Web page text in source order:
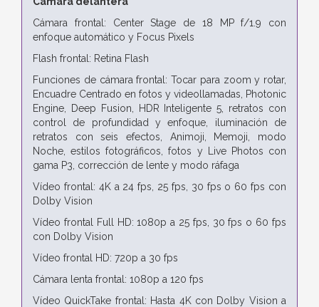
Cámara frontal: Center Stage de 18 MP f/1.9 con
enfoque automático y Focus Pixels
Flash frontal: Retina Flash
Funciones de cámara frontal: Tocar para zoom y rotar,
Encuadre Centrado en fotos y videollamadas, Photonic
Engine, Deep Fusion, HDR Inteligente 5, retratos con
control de profundidad y enfoque, iluminación de
retratos con seis efectos, Animoji, Memoji, modo
Noche, estilos fotográficos, fotos y Live Photos con
gama P3, corrección de lente y modo ráfaga
Vídeo frontal: 4K a 24 fps, 25 fps, 30 fps o 60 fps con
Dolby Vision
Vídeo frontal Full HD: 1080p a 25 fps, 30 fps o 60 fps
con Dolby Vision
Vídeo frontal HD: 720p a 30 fps
Cámara lenta frontal: 1080p a 120 fps
Vídeo QuickTake frontal: Hasta 4K con Dolby Vision a